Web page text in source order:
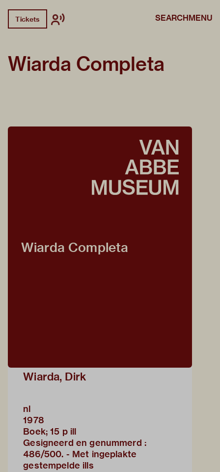
Tickets SEARCHMENU
Wiarda Completa
Wiarda Completa
Wiarda, Dirk
nl
1978
Boek; 15 p ill
Gesigneerd en genummerd :
486/500. - Met ingeplakte
gestempelde ills